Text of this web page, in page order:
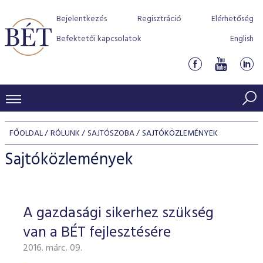
Bejelentkezés Regisztráció
Elérhetőség
Befektetői kapcsolatok
English
KERESKEDÉSI ADATOK
INDEXEK
Jelzáloglevél indexek
Vállalati kötvény indexek
Azonnali Piac
Részvények
Származékos piac
BEFEKTETŐK
Részvény szekció
Hitelpapír szekció
BÉT szabályzatok
Befektetővédelem
Alkalmazott díjstruktúra
Elszámolás
Részvény és vállalati kötvény tőzsdei bevezetését
program
BÉT Xtend - Részvénypiac egyszerűen
TŐZSDETAGOK
Tőzsdetagok, üzletkötők
VENDOROK
FŐOLDAL RÓLUNK SAJTÓSZOBA SAJTÓKÖZLEMÉNYEK
Sajtóközlemények
A gazdasági sikerhez szükség
van a BÉT fejlesztésére
2016. márc. 09.